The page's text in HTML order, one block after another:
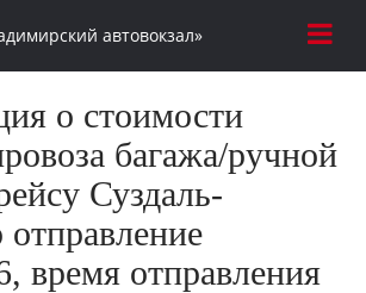
автовокзал»
о стоимости
багажа/ручной
Суздаль-
время отправления